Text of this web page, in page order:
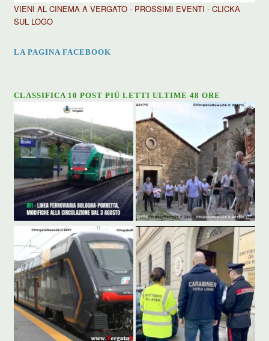
VIENI AL CINEMA A VERGATO - PROSSIMI EVENTI - CLICKA
SUL LOGO
LA PAGINA FACEBOOK
CLASSIFICA 10 POST PIÙ LETTI ULTIME 48 ORE